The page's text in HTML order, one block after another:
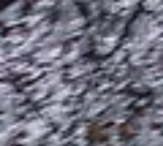
i olika försäkring? Svaret kan sammanfattas i Rätt
Villkor, Rätt Premie. Som försäkringsförmedlare får
vi på Fenix uppdraget ta fram ett visst
försäkringsskydd åt en kund. Vårt jobb är att
jämföra försäkringar. Första prioritet är att hitta
bästa möjliga villkor som hanterar de risker
kunden har. - Det grundläggande är att kunden